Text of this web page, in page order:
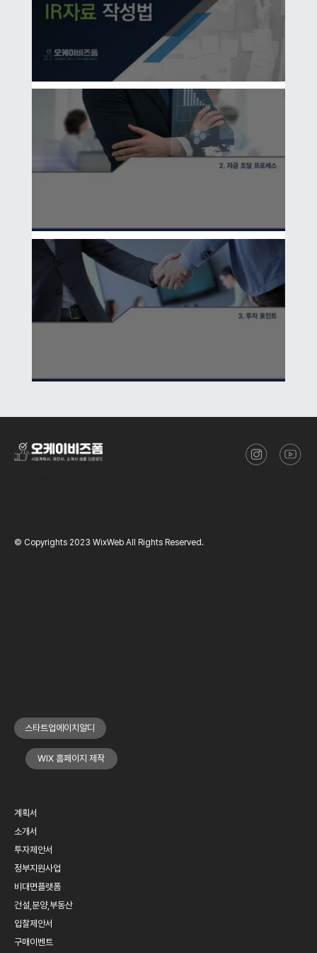
성공적인 투자 유치를 위한사업계획서 IR자료 작성법 1/3
성공적인 투자 유치를 위한사업계획서 IR자료 작성법 2/3
© Copyrights 2023 WixWeb All Rights Reserved.
WIX 홈페이지 제작
스타트업에이치알디
계획서
소개서
투자제안서
정부지원사업
비대면플랫폼
건설,분양,부동산
입찰제안서
구매이벤트